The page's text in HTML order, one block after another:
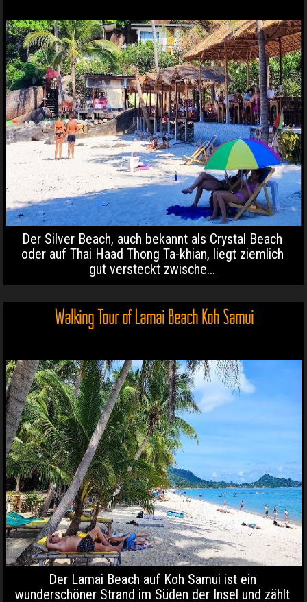
Der Silver Beach, auch bekannt als Crystal Beach
oder auf Thai Haad Thong Ta-khian, liegt ziemlich
gut versteckt zwische...
Walking Tour of Lamai Beach Koh Samui
Der Lamai Beach auf Koh Samui ist ein
wunderschöner Strand im Süden der Insel und zählt